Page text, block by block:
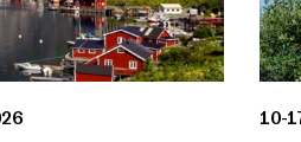
10-